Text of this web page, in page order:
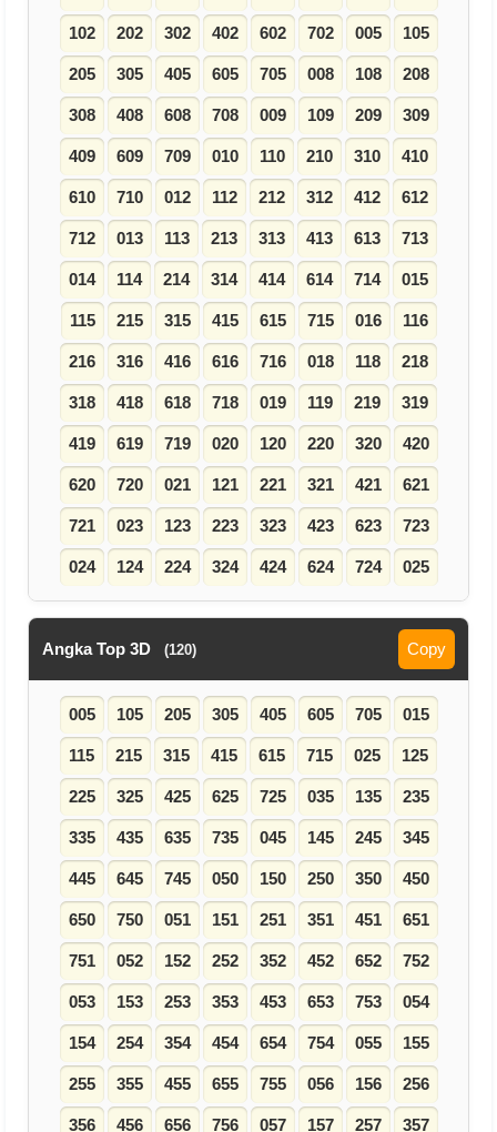
102 202 302 402 602 702 005 105
205 305 405 605 705 008 108 208
308 408 608 708 009 109 209 309
409 609 709 010 110 210 310 410
610 710 012 112 212 312 412 612
712 013 113 213 313 413 613 713
014 114 214 314 414 614 714 015
115 215 315 415 615 715 016 116
216 316 416 616 716 018 118 218
318 418 618 718 019 119 219 319
419 619 719 020 120 220 320 420
620 720 021 121 221 321 421 621
721 023 123 223 323 423 623 723
024 124 224 324 424 624 724 025
Angka Top 3D (120) Copy
005 105 205 305 405 605 705 015
115 215 315 415 615 715 025 125
225 325 425 625 725 035 135 235
335 435 635 735 045 145 245 345
445 645 745 050 150 250 350 450
650 750 051 151 251 351 451 651
751 052 152 252 352 452 652 752
053 153 253 353 453 653 753 054
154 254 354 454 654 754 055 155
255 355 455 655 755 056 156 256
356 456 656 756 057 157 257 357